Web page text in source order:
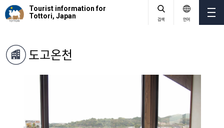
Tourist information for
Tottori, Japan
검색 언어
도고온천